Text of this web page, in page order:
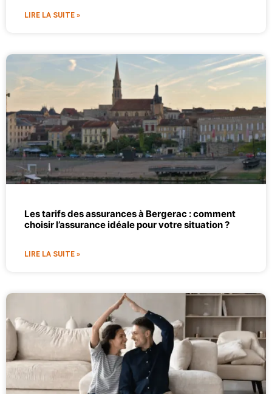
LIRE LA SUITE »
Les tarifs des assurances à Bergerac : comment
choisir l’assurance idéale pour votre situation ?
LIRE LA SUITE »